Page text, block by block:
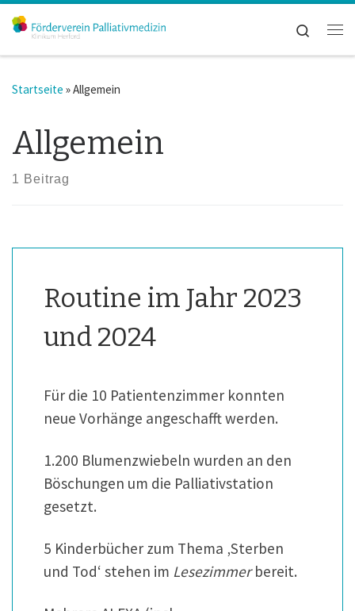
Zum Inhalt springen
Search
Startseite »Allgemein
Allgemein
1 Beitrag
Routine im Jahr 2023
und 2024
Für die 10 Patientenzimmer konnten
neue Vorhänge angeschafft werden.
1.200 Blumenzwiebeln wurden an den
Böschungen um die Palliativstation
gesetzt.
5 Kinderbücher zum Thema ‚Sterben
und Tod‘ stehen im Lesezimmerbereit.